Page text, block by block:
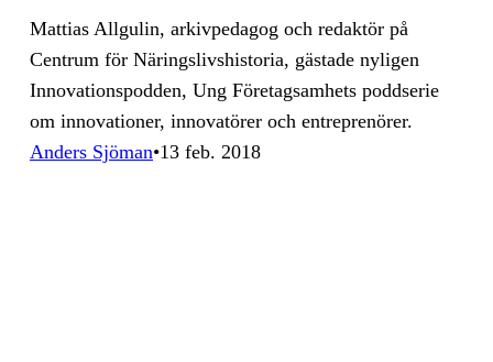
Mattias Allgulin, arkivpedagog och redaktör på
Centrum för Näringslivshistoria, gästade nyligen
Innovationspodden, Ung Företagsamhets poddserie
om innovationer, innovatörer och entreprenörer.
Anders Sjöman 13 feb. 2018